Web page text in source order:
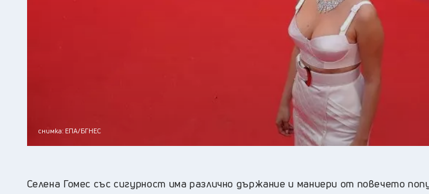
Перник, 26°C
Плевен 28 °C
Пловдив, 27°C
Разград, 25°C
Русе, 26°C
Силистра, 27°C
Сливен , 24°C
Смолян, 19°C
София , 27°C
Хасково, 30°C
снимка: ЕПА/БГНЕС
Селена Гомес със сигурност има различно държание и маниери от повечето